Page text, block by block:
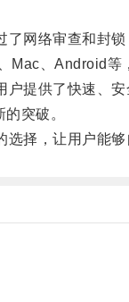
网络审查和封锁
、Android等
提供了快速、安
突破。
，让用户能够